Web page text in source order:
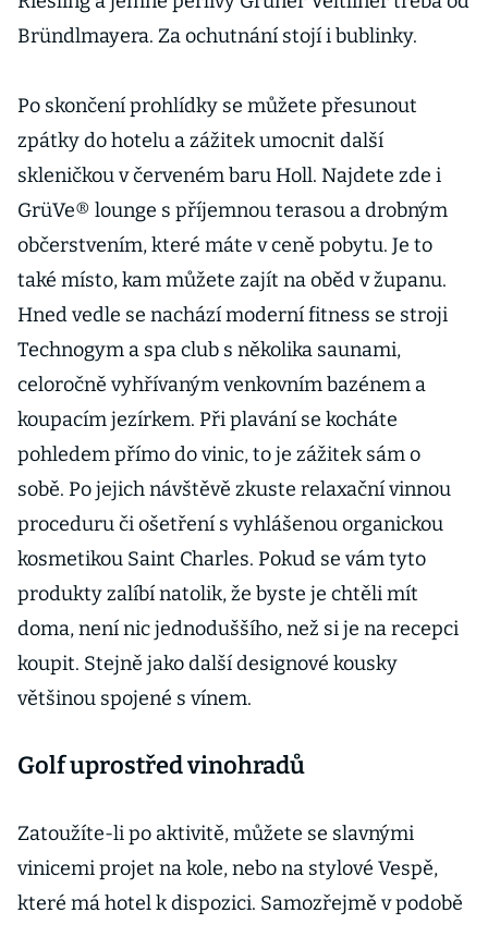
Bründlmayera. Za ochutnání stojí i bublinky.
Po skončení prohlídky se můžete přesunout
zpátky do hotelu a zážitek umocnit další
skleničkou v červeném baru Holl. Najdete zde i
GrüVe® lounge s příjemnou terasou a drobným
občerstvením, které máte v ceně pobytu. Je to
také místo, kam můžete zajít na oběd v županu.
Hned vedle se nachází moderní fitness se stroji
Technogym a spa club s několika saunami,
celoročně vyhřívaným venkovním bazénem a
koupacím jezírkem. Při plavání se kocháte
pohledem přímo do vinic, to je zážitek sám o
sobě. Po jejich návštěvě zkuste relaxační vinnou
proceduru či ošetření s vyhlášenou organickou
kosmetikou Saint Charles. Pokud se vám tyto
produkty zalíbí natolik, že byste je chtěli mít
doma, není nic jednoduššího, než si je na recepci
koupit. Stejně jako další designové kousky
většinou spojené s vínem.
Golf uprostřed vinohradů
Zatoužíte-li po aktivitě, můžete se slavnými
vinicemi projet na kole, nebo na stylové Vespě,
které má hotel k dispozici. Samozřejmě v podobě